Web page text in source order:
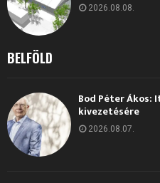
2026.08.08.
BELFÖLD
Bod Péter Ákos:
kivezetésére
2026.08.07.